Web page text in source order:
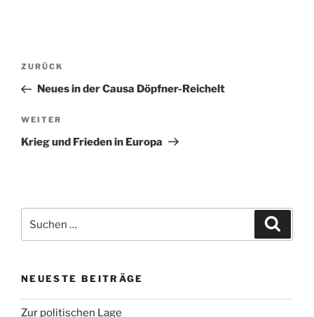
Beitragsnavigation
Vorheriger
Beitrag
ZURÜCK
Neues in der Causa Döpfner-Reichelt
Nächster
Beitrag
WEITER
Krieg und Frieden in Europa
nach:
NEUESTE BEITRÄGE
Zur politischen Lage